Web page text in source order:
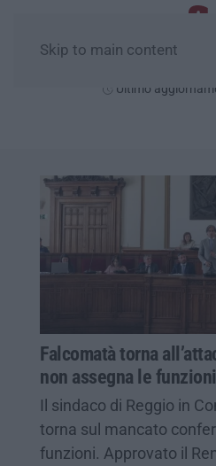
Skip to main content
Ultimo
Falcomatà torna
non assegna le
Il sindaco di Reggio in
torna sul mancato
funzioni. Approvato il